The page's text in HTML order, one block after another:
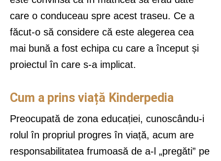
care o conduceau spre acest traseu. Ce a
făcut-o să considere că este alegerea cea
mai bună a fost echipa cu care a început și
proiectul în care s-a implicat.
Cum a prins viață Kinderpedia
Preocupată de zona educației, cunoscându-i
rolul în propriul progres în viață, acum are
responsabilitatea frumoasă de a-l „pregăti” pe